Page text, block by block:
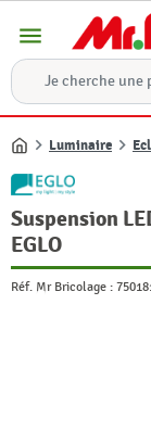
menu
Accueil
Luminaire
Suspension
EGLO
Réf. Mr Bricolage :